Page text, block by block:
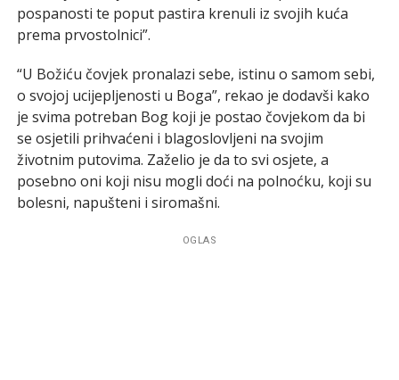
pospanosti te poput pastira krenuli iz svojih kuća
prema prvostolnici”.
“U Božiću čovjek pronalazi sebe, istinu o samom sebi,
o svojoj ucijepljenosti u Boga”, rekao je dodavši kako
je svima potreban Bog koji je postao čovjekom da bi
se osjetili prihvaćeni i blagoslovljeni na svojim
životnim putovima. Zaželio je da to svi osjete, a
posebno oni koji nisu mogli doći na polnoćku, koji su
bolesni, napušteni i siromašni.
OGLAS